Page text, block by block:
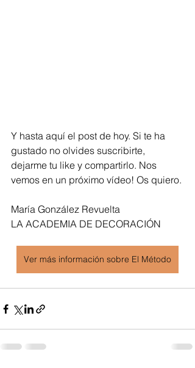
Y hasta aquí el post de hoy. Si te ha
gustado no olvides suscribirte,
dejarme tu like y compartirlo. Nos
vemos en un próximo vídeo! Os quiero.
María González Revuelta
LA ACADEMIA DE DECORACIÓN
Ver más información sobre El Método